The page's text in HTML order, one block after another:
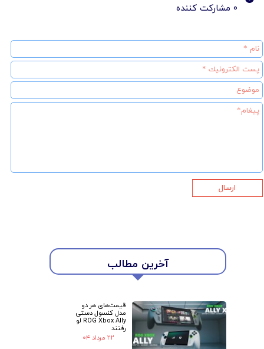
★
۰ مشارکت کننده
آخرین مطالب
قیمت‌های هر دو
مدل کنسول دستی
ROG Xbox Ally لو
رفتند
۲۲ مرداد ۰۴
ارسال